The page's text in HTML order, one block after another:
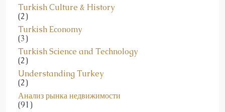
Turkish Culture & History
(2)
Turkish Economy
(3)
Turkish Science and Technology
(2)
Understanding Turkey
(2)
Анализ рынка недвижимости
(91)